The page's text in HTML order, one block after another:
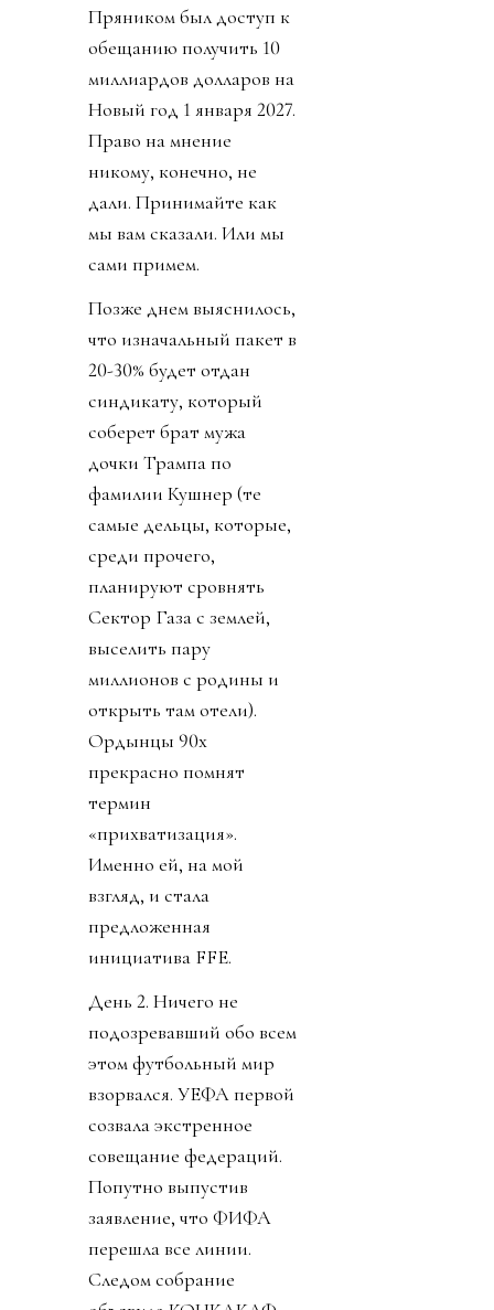
Пряником был доступ к
обещанию получить 10
миллиардов долларов на
Новый год 1 января 2027.
Право на мнение
никому, конечно, не
дали. Принимайте как
мы вам сказали. Или мы
сами примем.
Позже днем выяснилось,
что изначальный пакет в
20-30% будет отдан
синдикату, который
соберет брат мужа
дочки Трампа по
фамилии Кушнер (те
самые дельцы, которые,
среди прочего,
планируют сровнять
Сектор Газа с землей,
выселить пару
миллионов с родины и
открыть там отели).
Ордынцы 90х
прекрасно помнят
термин
«прихватизация».
Именно ей, на мой
взгляд, и стала
предложенная
инициатива FFE.
День 2. Ничего не
подозревавший обо всем
этом футбольный мир
взорвался. УЕФА первой
созвала экстренное
совещание федераций.
Попутно выпустив
заявление, что ФИФА
перешла все линии.
Следом собрание